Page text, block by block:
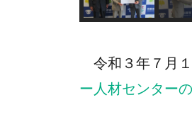
令和３年７月
ー人材センター